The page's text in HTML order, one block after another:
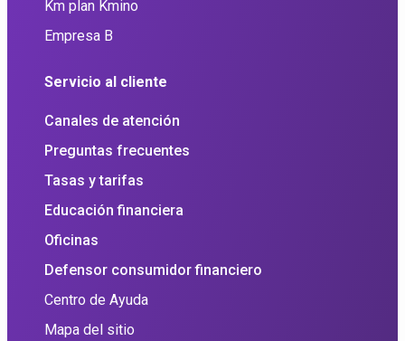
Km plan Kmino
Empresa B
Servicio al cliente
Canales de atención
Preguntas frecuentes
Tasas y tarifas
Educación financiera
Oficinas
Defensor consumidor financiero
Centro de Ayuda
Mapa del sitio